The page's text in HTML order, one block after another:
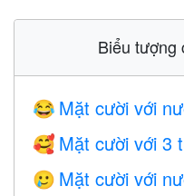
Biểu tượng
😂 Mặt cười với
🥰 Mặt cười với 3
🥲 Mặt cười với